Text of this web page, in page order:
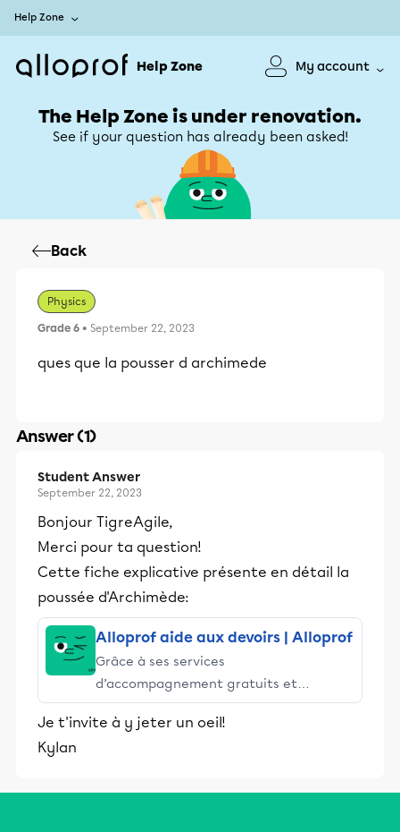
Help Zone
Help Zone My account
The Help Zone is under renovation.
See if your question has already been asked!
Back
Physics
Grade 6 • September 22, 2023
ques que la pousser d archimede
Answer (1)
Student Answer
September 22, 2023
Bonjour TigreAgile,
Merci pour ta question!
Cette fiche explicative présente en détail la
poussée d'Archimède:
Alloprof aide aux devoirs | Alloprof
Grâce à ses services
d’accompagnement gratuits et
stimulants, Alloprof engage les élèves
et leurs parents dans la réussite
Je t'invite à y jeter un oeil!
Kylan